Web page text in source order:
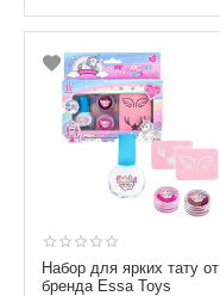
Набор для ярких тату от
бренда Essa Toys